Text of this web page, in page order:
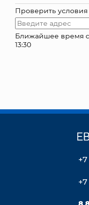
Проверить условия
Ближайшее время
13:30